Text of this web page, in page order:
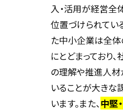
入・活用が経営全
位置づけられてい
た中小企業は全
にとどまっており
の理解や推進人材
いることが大きな
います。また、中堅